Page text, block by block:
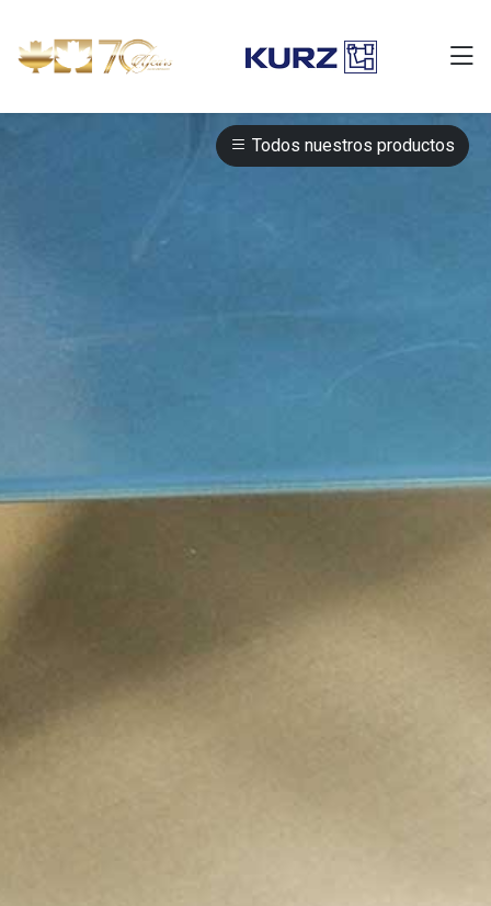
Todos nuestros productos